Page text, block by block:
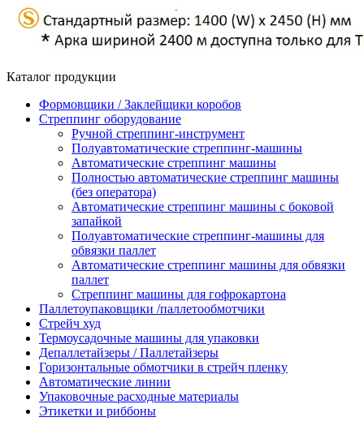
Каталог продукции
Формовщики / Заклейщики коробов
Стреппинг оборудование
Ручной стреппинг-инструмент
Полуавтоматические стреппинг-машины
Автоматические стреппинг машины
Полностью автоматические стреппинг машины
(без оператора)
Автоматические стреппинг машины с боковой
запайкой
Полуавтоматические стреппинг-машины для
обвязки паллет
Автоматические стреппинг машины для обвязки
паллет
Стреппинг машины для гофрокартона
Паллетоупаковщики /паллетообмотчики
Стрейч худ
Термоусадочные машины для упаковки
Депаллетайзеры / Паллетайзеры
Горизонтальные обмотчики в стрейч пленку
Автоматические линии
Упаковочные расходные материалы
Этикетки и риббоны